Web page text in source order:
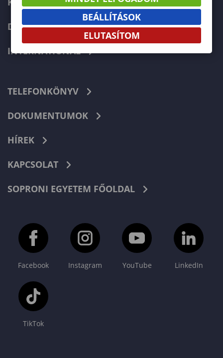
DOKTORI ISKOLA
INTERNATIONAL
TELEFONKÖNYV
DOKUMENTUMOK
HÍREK
KAPCSOLAT
SOPRONI EGYETEM FŐOLDAL
Facebook Instagram YouTube LinkedIn
TikTok
BEÁLLÍTÁSOK
ELUTASÍTOM